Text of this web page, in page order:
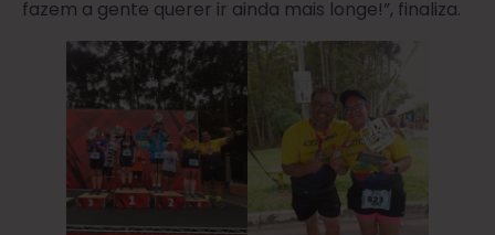
fazem a gente querer ir ainda mais longe!”, finaliza.